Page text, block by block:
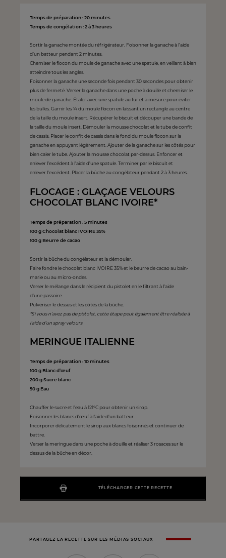
TÉLÉCHARGER CETTE RECETTE
Temps de préparation : 20 minutes
Temps de congélation : 2 à 3 heures
Sortir la ganache montée du réfrigérateur. Foisonner la ganache à l’aide
d’un batteur pendant 2 minutes.
Chemiser le flocon du moule de ganache avec une spatule, en veillant à bien
atteindre tous les angles.
Foisonner la ganache une seconde fois pendant 30 secondes pour obtenir
plus de fermeté. Verser la ganache dans une poche à douille et chemiser le
moule de ganache. Étaler avec une spatule au fur et à mesure pour éviter
les bulles. Garnir les ¾ du moule flocon en laissant un rectangle au centre
de la taille du moule insert. Récupérer le biscuit et découper une bande de
la taille du moule insert. Démouler la mousse chocolat et le tube de confit
de cassis. Placer le confit de cassis dans le fond du moule flocon sur la
ganache en appuyant légèrement. Ajouter de la ganache sur les côtés pour
bien caler le tube. Ajouter la mousse chocolat par-dessus. Enfoncer et
enlever l’excédent à l’aide d’une spatule. Terminer par le biscuit et
enlever l’excédent. Placer la bûche au congélateur pendant 2 à 3 heures.
FLOCAGE : GLAÇAGE VELOURS
CHOCOLAT BLANC IVOIRE*
Temps de préparation : 5 minutes
100 g Chocolat blanc IVOIRE 35%
100 g Beurre de cacao
Sortir la bûche du congélateur et la démouler.
Faire fondre le chocolat blanc IVOIRE 35% et le beurre de cacao au bain-
marie ou au micro-ondes.
Verser le mélange dans le récipient du pistolet en le filtrant à l’aide
d’une passoire.
Pulvériser le dessus et les côtés de la bûche.
*Si vous n’avez pas de pistolet, cette étape peut également être réalisée à
l’aide d’un spray velours
MERINGUE ITALIENNE
Temps de préparation : 10 minutes
100 g Blanc d’œuf
200 g Sucre blanc
50 g Eau
Chauffer le sucre et l’eau à 121°C pour obtenir un sirop.
Foisonner les blancs d’œuf à l’aide d’un batteur.
Incorporer délicatement le sirop aux blancs foisonnés et continuer de
battre.
Verser la meringue dans une poche à douille et réaliser 3 rosaces sur le
dessus de la bûche en décor.
PARTAGEZ LA RECETTE SUR LES MÉDIAS SOCIAUX